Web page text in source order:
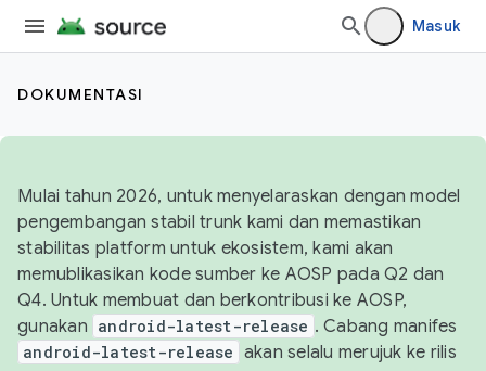
Masuk
DOKUMENTASI
Mulai tahun 2026, untuk menyelaraskan dengan model
pengembangan stabil trunk kami dan memastikan
stabilitas platform untuk ekosistem, kami akan
memublikasikan kode sumber ke AOSP pada Q2 dan
Q4. Untuk membuat dan berkontribusi ke AOSP,
gunakan android-latest-release . Cabang manifes
android-latest-release akan selalu merujuk ke rilis